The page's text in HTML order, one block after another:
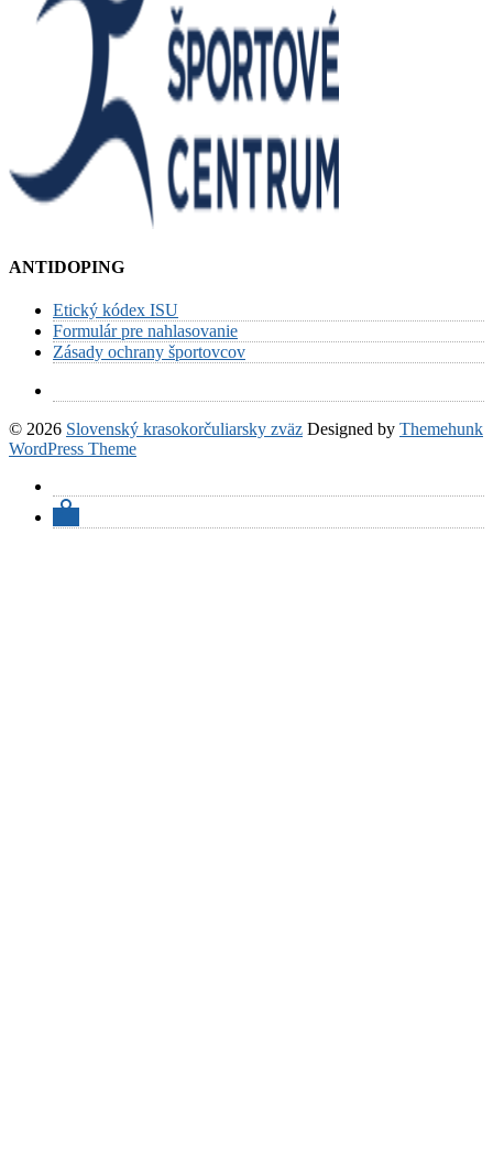
ANTIDOPING
Etický kódex ISU
Formulár pre nahlasovanie
Zásady ochrany športovcov
© 2026 Slovenský krasokorčuliarsky zväz Designed by Themehunk
WordPress Theme